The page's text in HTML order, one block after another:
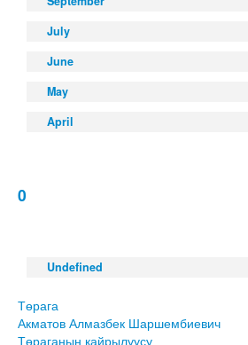
July
June
May
April
0
Undefined
Төрага
Акматов Алмазбек Шаршембиевич
Төраганын кайрылуусу